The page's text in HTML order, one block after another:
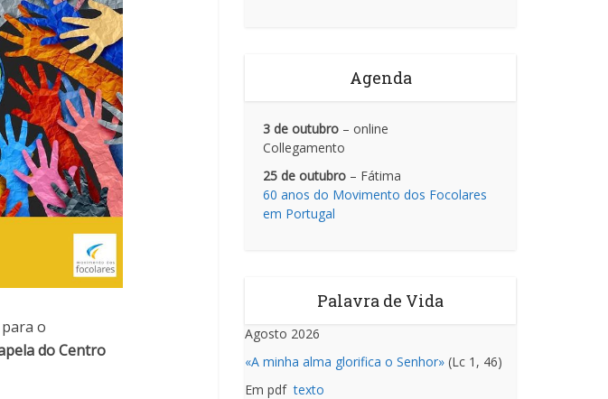
o
do Centro
Agenda
3 de outubro – online
Collegamento
25 de outubro – Fátima
60 anos do Movimento dos Focolares
em Portugal
Palavra de Vida
Agosto 2026
«A minha alma glorifica o Senhor» (Lc 1, 46)
Em pdftexto